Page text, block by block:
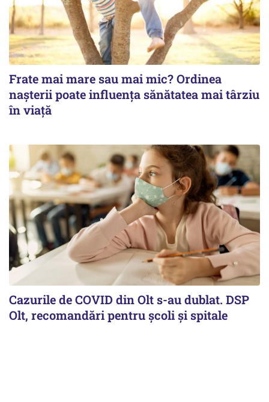
Frate mai mare sau mai mic? Ordinea
nașterii poate influența sănătatea mai târziu
în viață
Cazurile de COVID din Olt s-au dublat. DSP
Olt, recomandări pentru școli și spitale